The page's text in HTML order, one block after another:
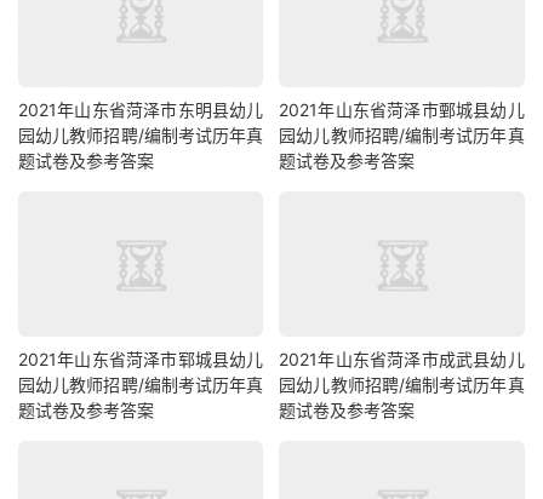
2021年山东省菏泽市东明县幼儿
园幼儿教师招聘/编制考试历年真
题试卷及参考答案
2021年山东省菏泽市鄄城县幼儿
园幼儿教师招聘/编制考试历年真
题试卷及参考答案
2021年山东省菏泽市郓城县幼儿
园幼儿教师招聘/编制考试历年真
题试卷及参考答案
2021年山东省菏泽市成武县幼儿
园幼儿教师招聘/编制考试历年真
题试卷及参考答案